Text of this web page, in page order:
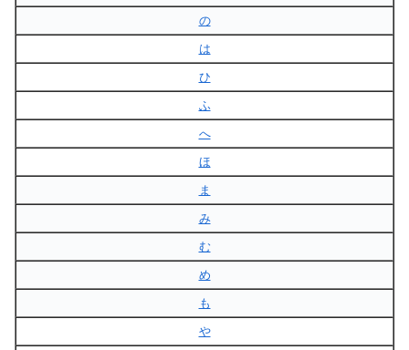
の
は
ひ
ふ
へ
ほ
ま
み
む
め
も
や